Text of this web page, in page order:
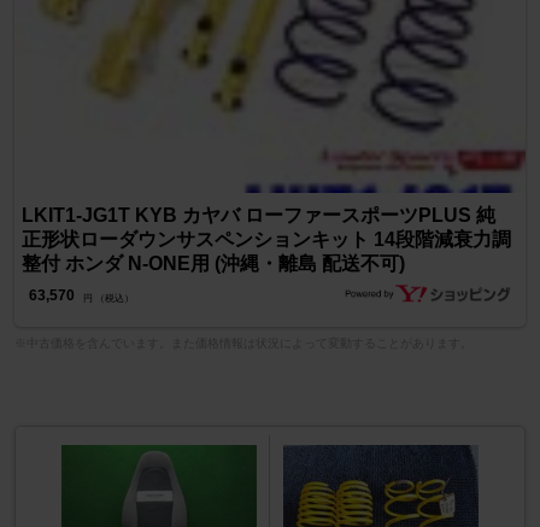
LKIT1-JG1T KYB カヤバ ローファースポーツPLUS 純
正形状ローダウンサスペンションキット 14段階減衰力調
整付 ホンダ N-ONE用 (沖縄・離島 配送不可)
63,570 円 （税込）